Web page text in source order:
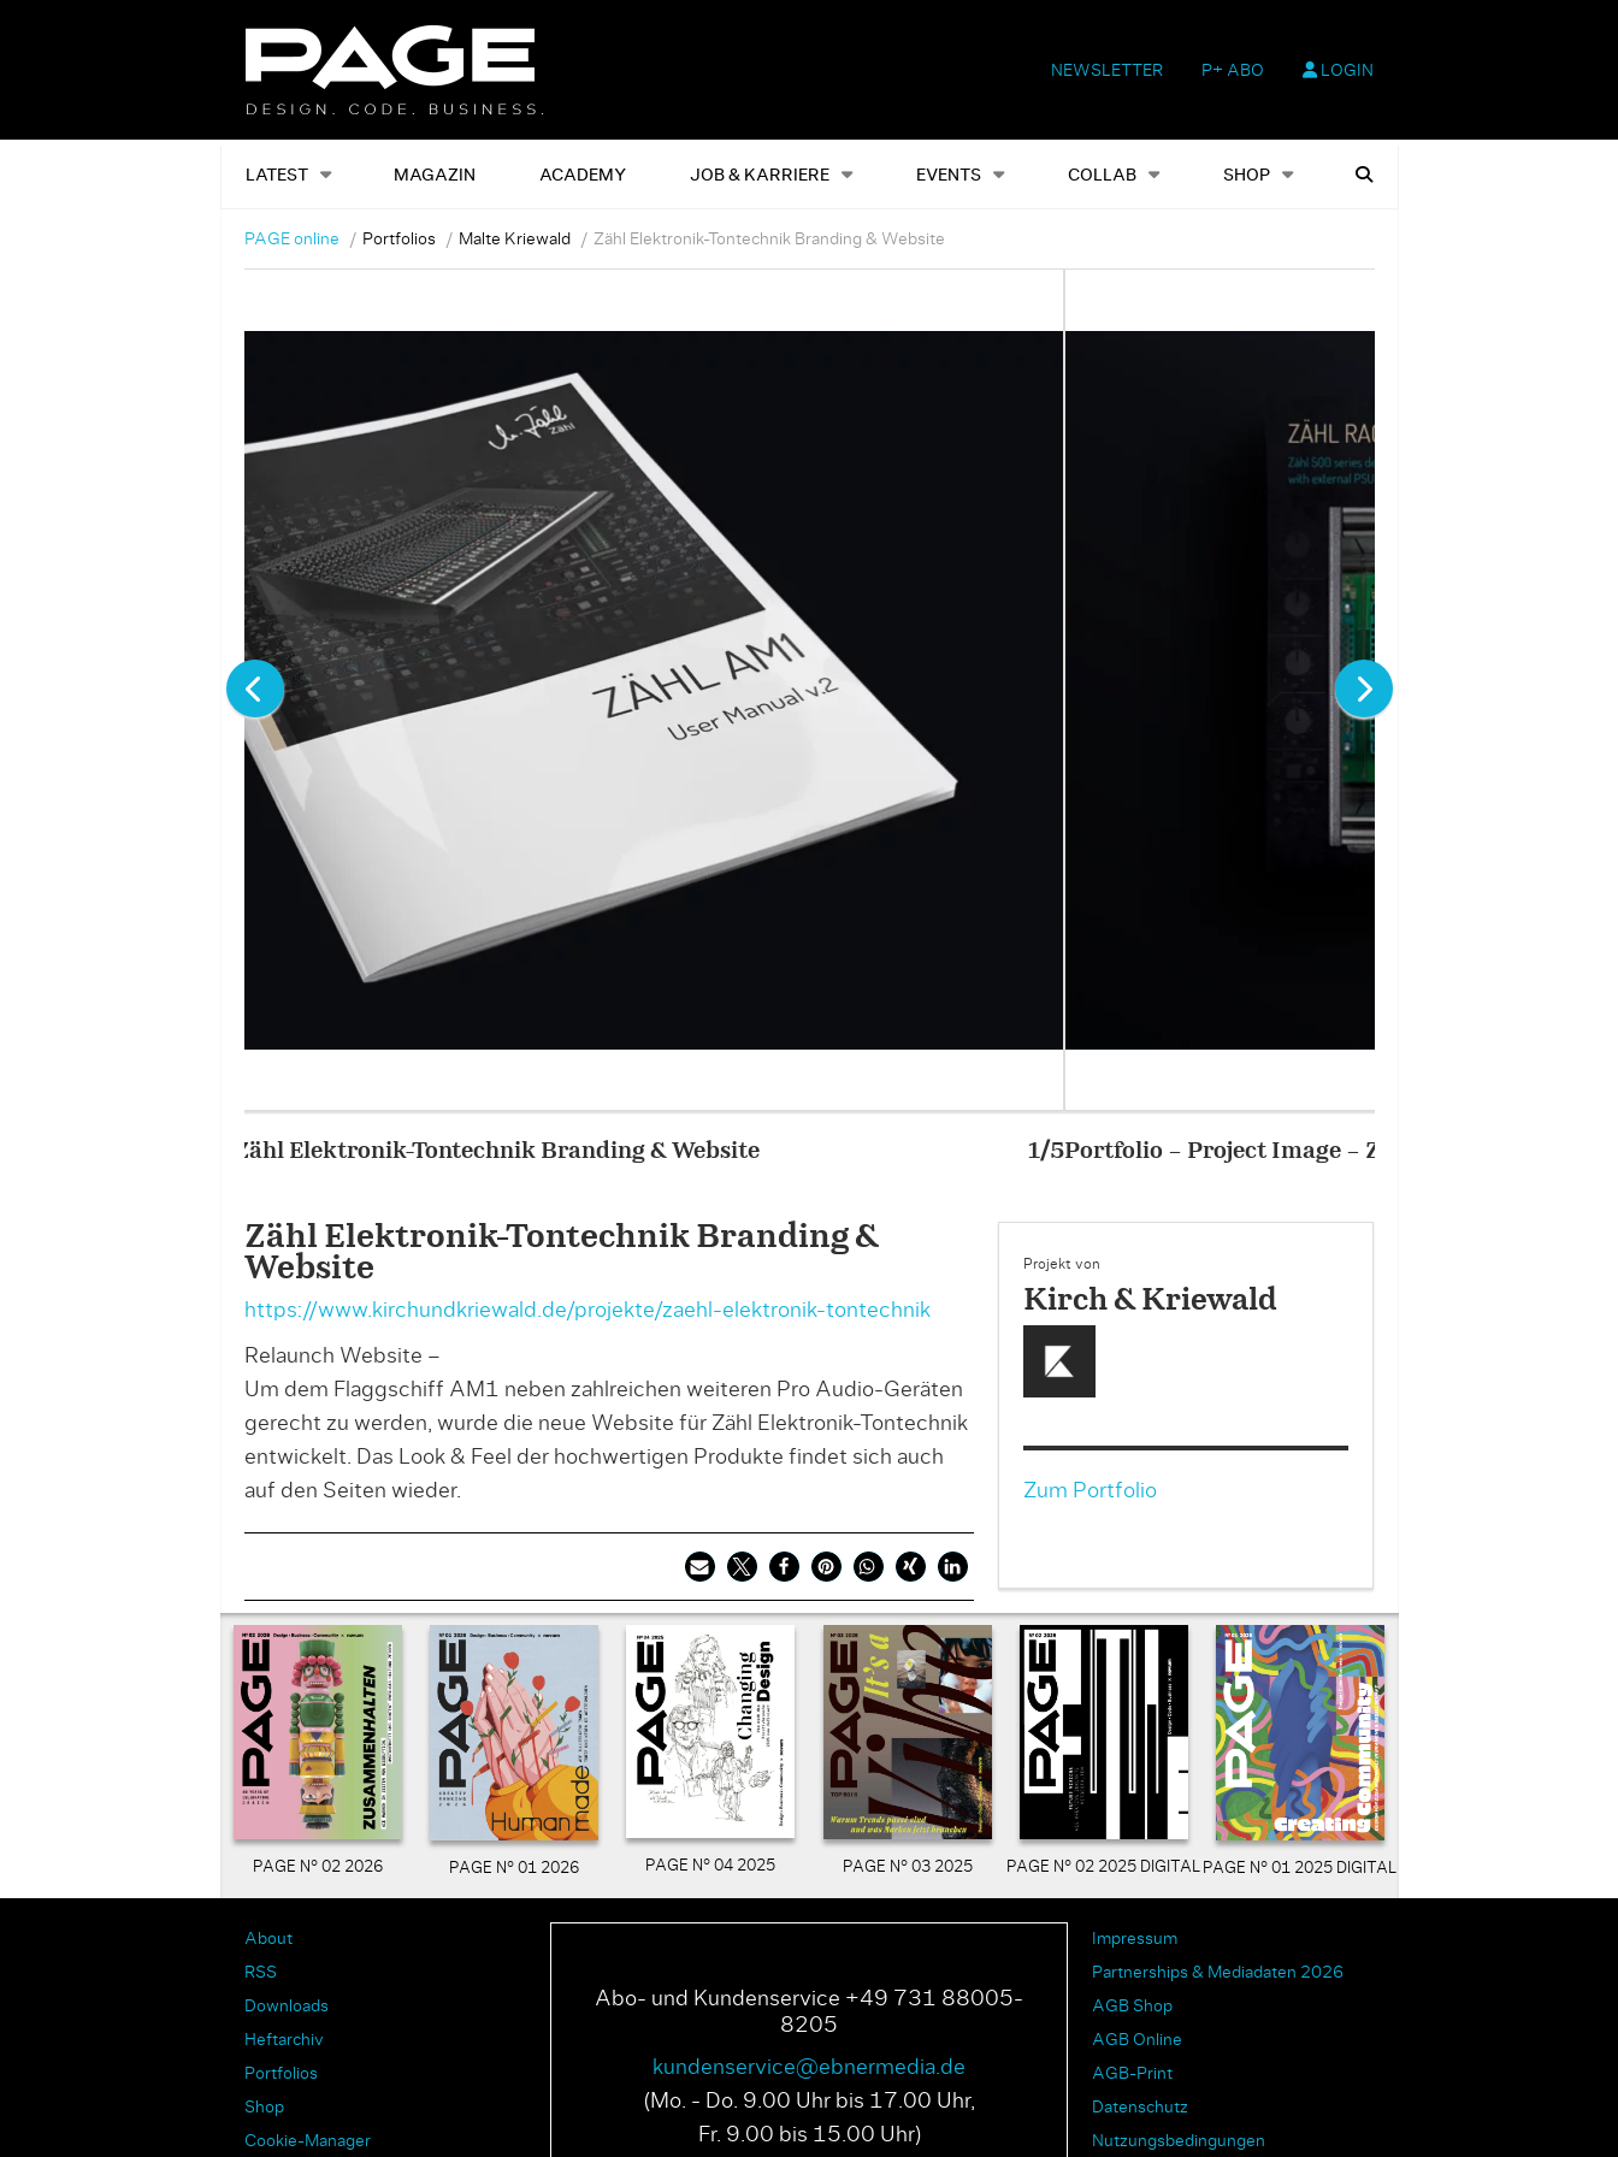
NEWSLETTER P+ ABO LOGIN
LATEST MAGAZIN ACADEMY JOB & KARRIERE EVENTS COLLAB SHOP
Alles Events Shop Heftausgaben Suchen
PAGE online Portfolios Malte Kriewald Zähl Elektronik-Tontechnik Branding & Website
Portfolio – Project Image – Zähl Elektronik-Tontechnik Branding & Website 2/5Portfolio – Project
Zähl Elektronik-Tontechnik Branding &
Website
https://www.kirchundkriewald.de/projekte/zaehl-elektronik-tontechnik
Relaunch Website –
Um dem Flaggschiff AM1 neben zahlreichen weiteren Pro Audio-Geräten
gerecht zu werden, wurde die neue Website für Zähl Elektronik-Tontechnik
entwickelt. Das Look & Feel der hochwertigen Produkte findet sich auch
auf den Seiten wieder.
Projekt von
Kirch & Kriewald
Zum Portfolio
PAGE N° 02 2026 PAGE N° 01 2026 PAGE N° 04 2025 PAGE N° 03 2025 PAGE N° 02 2025 DIGITAL PAGE N° 01 2025 DIGITAL
About
RSS
Downloads
Heftarchiv
Portfolios
Shop
Cookie-Manager
Abo- und Kundenservice +49 731 88005-
8205
kundenservice@ebnermedia.de
(Mo. - Do. 9.00 Uhr bis 17.00 Uhr,
Fr. 9.00 bis 15.00 Uhr)
Impressum
Partnerships & Mediadaten 2026
AGB Shop
AGB Online
AGB-Print
Datenschutz
Nutzungsbedingungen